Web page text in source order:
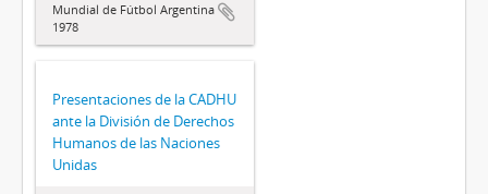
Mundial de Fútbol Argentina
1978
Presentaciones de la CADHU
ante la División de Derechos
Humanos de las Naciones
Unidas